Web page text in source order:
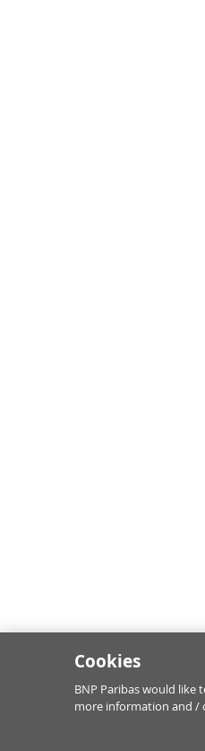
Cookies
BNP Paribas would like
more information and /